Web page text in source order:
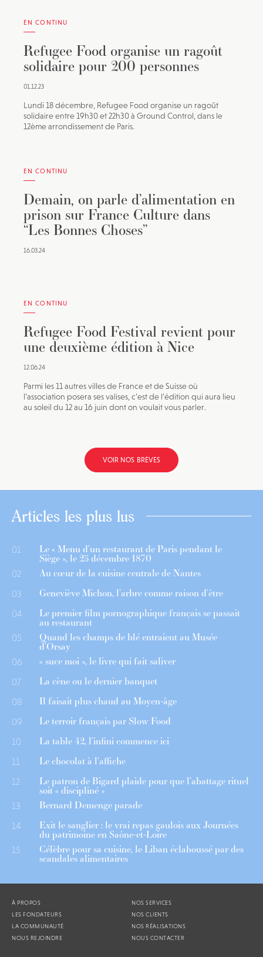
EN CONTINU
Refugee Food organise un ragoût
solidaire pour 200 personnes
01.12.23
Lundi 18 décembre, Refugee Food organise un ragoût
solidaire entre 19h30 et 22h30 à Ground Control, dans le
12ème arrondissement de Paris.
EN CONTINU
Demain, on parle d’alimentation en
prison sur France Culture dans
“Les Bonnes Choses”
16.03.24
EN CONTINU
Refugee Food Festival revient pour
une deuxième édition à Nice
12.06.24
Parmi les 11 autres villes de France et de Suisse où
l’association posera ses valises, c’est de l’édition qui aura lieu
au soleil du 12 au 16 juin dont on voulait vous parler.
VOIR NOS BRÈVES
Articles les plus lus
01 Le « Menu d’un restaurant de Paris pendant le
Siège », le 25 décembre 1870
02 Au cœur de la cuisine centrale de Nantes
03 Geneviève Michon, l’arbre comme raison d’être
04 Le premier film pornographique français se passait
au restaurant
05 Quand les champs de blé entraient au Musée
d’Orsay
06 « suce moi », le livre qui fait saliver
07 La cène ou le dernier banquet
08 Il faisait plus chaud au Moyen-âge
09 Le terroir français par Slow Food
10 La table 42, l’infini commence ici
11 Le chocolat à l’affiche
12 Le patron de Bigard plaide pour que l’abattage rituel
soit « discipliné »
13 Bernard Demenge parade
14 Exit le sanglier : le vrai repas gaulois aux Journées
du patrimoine en Saône-et-Loire
15 Célèbre pour sa cuisine, le Liban éclaboussé par des
scandales alimentaires
À PROPOS
LES FONDATEURS
LA COMMUNAUTÉ
NOUS REJOINDRE
NOS SERVICES
NOS CLIENTS
NOS RÉALISATIONS
NOUS CONTACTER